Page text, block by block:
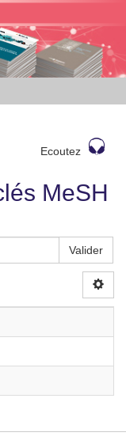
Ecoutez
MeSH
Valider